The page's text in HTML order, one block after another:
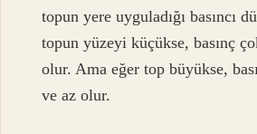
topun yere uyguladığı basıncı
topun yüzeyi küçükse, basınç
olur. Ama eğer top büyükse,
ve az olur.